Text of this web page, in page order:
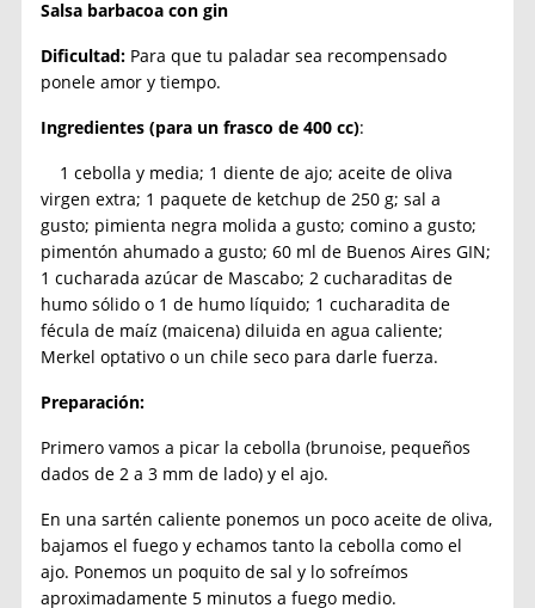
Salsa barbacoa con gin
Dificultad: Para que tu paladar sea recompensado
ponele amor y tiempo.
Ingredientes (para un frasco de 400 cc):
1 cebolla y media; 1 diente de ajo; aceite de oliva
virgen extra; 1 paquete de ketchup de 250 g; sal a
gusto; pimienta negra molida a gusto; comino a gusto;
pimentón ahumado a gusto; 60 ml de Buenos Aires GIN;
1 cucharada azúcar de Mascabo; 2 cucharaditas de
humo sólido o 1 de humo líquido; 1 cucharadita de
fécula de maíz (maicena) diluida en agua caliente;
Merkel optativo o un chile seco para darle fuerza.
Preparación:
Primero vamos a picar la cebolla (brunoise, pequeños
dados de 2 a 3 mm de lado) y el ajo.
En una sartén caliente ponemos un poco aceite de oliva,
bajamos el fuego y echamos tanto la cebolla como el
ajo. Ponemos un poquito de sal y lo sofreímos
aproximadamente 5 minutos a fuego medio.